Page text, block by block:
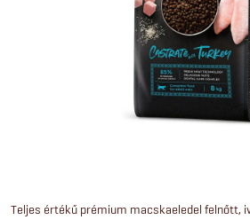
Teljes értékű prémium macskaeledel felnőtt,